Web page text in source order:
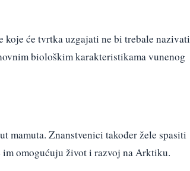
koje će tvrtka uzgajati ne bi trebale nazivati
biološkim karakteristikama vunenog
mamuta. Znanstvenici također žele spasiti
omogućuju život i razvoj na Arktiku.